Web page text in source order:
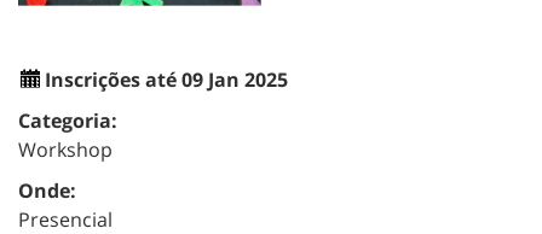
Inscrições até 09 Jan 2025
Categoria:
Workshop
Onde:
Presencial